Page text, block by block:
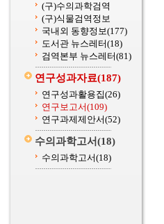
(구)수의과학검역
(구)식물검역정보
국내외 동향정보(177)
도서관 뉴스레터(18)
검역본부 뉴스레터(81)
연구성과자료(187)
연구성과활용집(26)
연구보고서(109)
연구과제제안서(52)
수의과학고서(18)
수의과학고서(18)